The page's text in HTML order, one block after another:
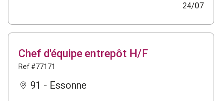
24/07
Chef d'équipe entrepôt H/F
Ref #77171
91 - Essonne